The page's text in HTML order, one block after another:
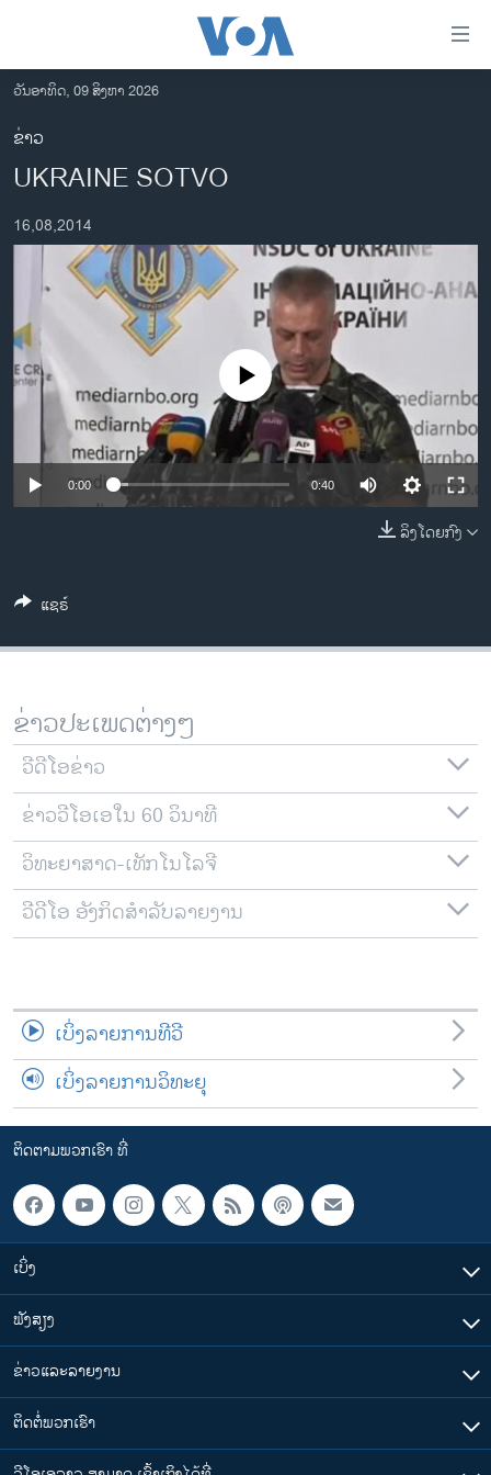
ເຂົ້າ
ຫາ
ຂ້າມ
ຂ້າມ
ໄປ
ອາເມຣິກາ
ການເລືອກຕັ້ງ ປະທານາທີບໍດີ ສະຫະລັດ 2024
ຂ່າວ​ຈີນ
ເອເຊຍ
ອິດສະຫຼະພາບດ້ານການຂ່າວ
ຊີວິດຊາວລາວ
ຊຸມຊົນຊາວລາວ
ວິທະຍາສາດ-ເທັກໂນໂລຈີ
ພາສາອັງກິດ
ລາຍການກະຈາຍສຽງ
ລາຍງານ
ຕິດຕາມພວກເຮົາ ທີ່
ພາສາຕ່າງໆ
ວັນອາທິດ, 09 ສິງຫາ 2026
ຂ່າວ
UKRAINE SOTVO
16,08,2014
No media source currently available
0:00 0:40
ລິງໂດຍກົງ
ແຊຣ໌
ຂ່າວປະເພດຕ່າງໆ
ວີດີໂອຂ່າວ
ຂ່າວວີໂອເອໃນ 60 ວິນາທີ
ວິທະຍາສາດ-ເທັກໂນໂລຈີ
ວີດີໂອ ອັງກິດສຳລັບລາຍງານ
ເບິ່ງລາຍການທີວີ
ເບິ່ງລາຍການວິທະຍຸ
ຕິດຕາມພວກເຮົາ ທີ່
ເບິ່ງ
ຟັງສຽງ
ຂ່າວແລະລາຍງານ
ຕິດຕໍ່ພວກເຮົາ